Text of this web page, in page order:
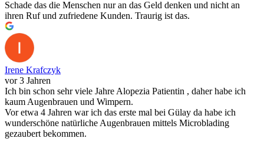
Schade das die Menschen nur an das Geld denken und nicht an
ihren Ruf und zufriedene Kunden. Traurig ist das.
Irene Krafczyk
vor 3 Jahren
Ich bin schon sehr viele Jahre Alopezia Patientin , daher habe ich
kaum Augenbrauen und Wimpern.
Vor etwa 4 Jahren war ich das erste mal bei Gülay da habe ich
wunderschöne natürliche Augenbrauen mittels Microblading
gezaubert bekommen.